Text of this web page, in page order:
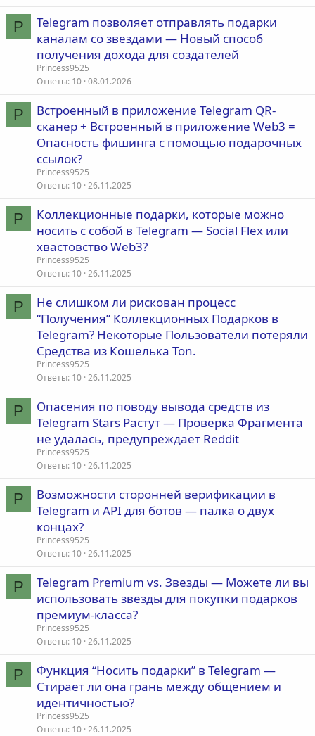
P
Telegram позволяет отправлять подарки
каналам со звездами — Новый способ
получения дохода для создателей
Princess9525
Ответы 10 08.01.2026
P
Встроенный в приложение Telegram QR-
сканер + Встроенный в приложение Web3 =
Опасность фишинга с помощью подарочных
ссылок?
Princess9525
Ответы 10 26.11.2025
P
Коллекционные подарки, которые можно
носить с собой в Telegram — Social Flex или
хвастовство Web3?
Princess9525
Ответы 10 26.11.2025
P
Не слишком ли рискован процесс
“Получения” Коллекционных Подарков в
Telegram? Некоторые Пользователи потеряли
Средства из Кошелька Ton.
Princess9525
Ответы 10 26.11.2025
P
Опасения по поводу вывода средств из
Telegram Stars Растут — Проверка Фрагмента
не удалась, предупреждает Reddit
Princess9525
Ответы 10 26.11.2025
P
Возможности сторонней верификации в
Telegram и API для ботов — палка о двух
концах?
Princess9525
Ответы 10 26.11.2025
P
Telegram Premium vs. Звезды — Можете ли вы
использовать звезды для покупки подарков
премиум-класса?
Princess9525
Ответы 10 26.11.2025
P
Функция “Носить подарки” в Telegram —
Стирает ли она грань между общением и
идентичностью?
Princess9525
Ответы 10 26.11.2025